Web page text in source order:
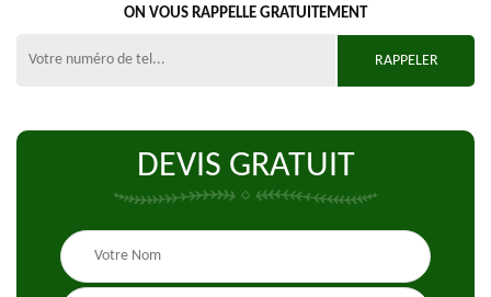
ON VOUS RAPPELLE GRATUITEMENT
DEVIS GRATUIT